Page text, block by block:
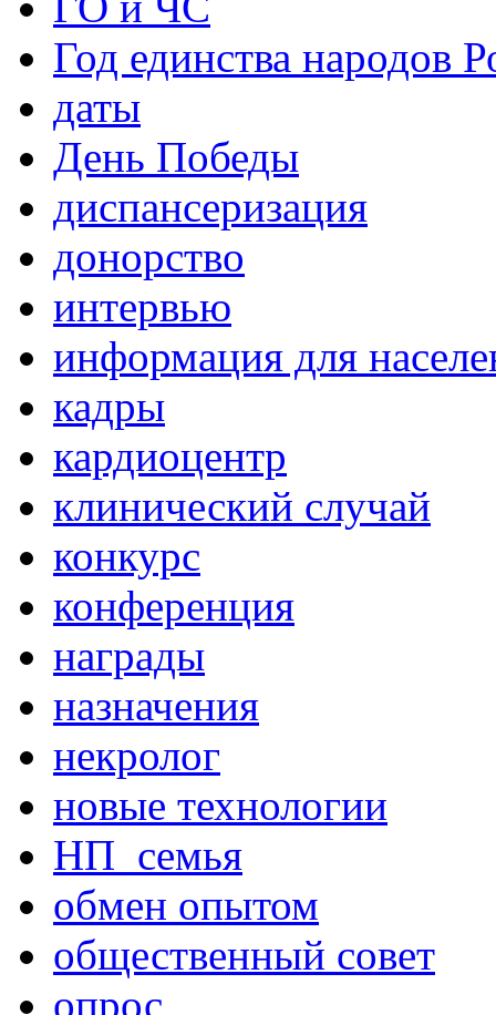
Год единства народов
даты
День Победы
диспансеризация
донорство
интервью
информация для
кадры
кардиоцентр
клинический случай
конкурс
конференция
награды
назначения
некролог
новые технологии
НП_семья
обмен опытом
общественный совет
опрос